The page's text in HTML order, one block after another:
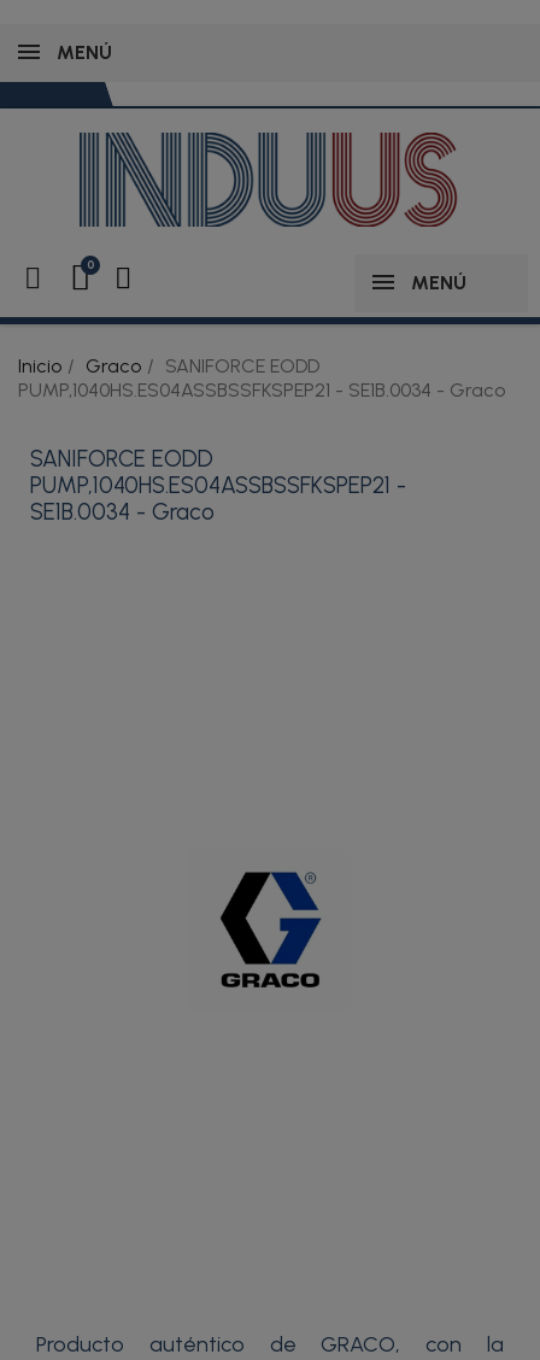
MENÚ
MENÚ
Inicio Graco
SANIFORCE EODD
PUMP,1040HS.ES04ASSBSSFKSPEP21 - SE1B.0034 - Graco
SANIFORCE EODD
PUMP,1040HS.ES04ASSBSSFKSPEP21 -
SE1B.0034 - Graco
Producto auténtico de GRACO, con la